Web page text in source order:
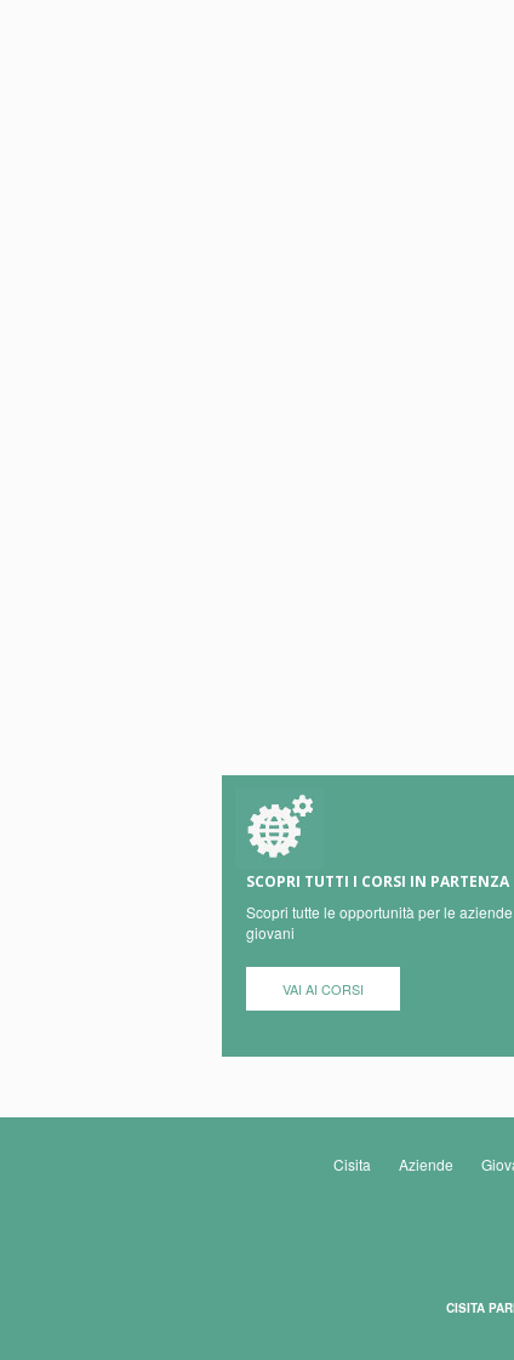
SCOPRI TUTTI I CORSI IN PARTENZA
Scopri tutte le opportunità per le
giovani
VAI AI CORSI
Cisita Aziende
CISITA